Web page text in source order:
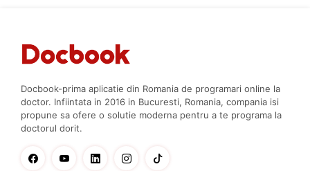
Docbook-prima aplicatie din Romania de programari online la
doctor. Infiintata in 2016 in Bucuresti, Romania, compania isi
propune sa ofere o solutie moderna pentru a te programa la
doctorul dorit.